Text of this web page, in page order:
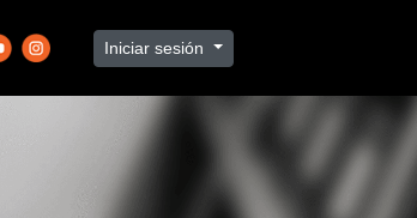
Iniciar sesión